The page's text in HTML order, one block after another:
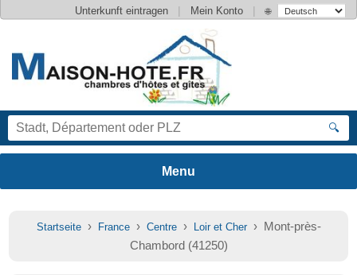
Unterkunft eintragen | Mein Konto | 🌐
🔍
Startseite› France› Centre› Loir et Cher› Mont-près-
Chambord (41250)